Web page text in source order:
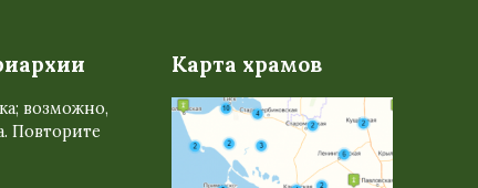
возможно,
Повторите
Карта храмов